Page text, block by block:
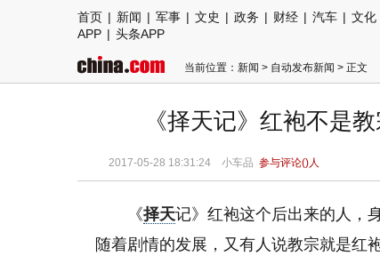
首页 | 新闻 | 军事 | 文史 | 政务 | 财经 | 汽车 | 文化
APP | 头条APP
当前位置： 新闻 > 自动发布新闻 > 正文
《择天记》红袍不是
2017-05-28 18:31:24 小车品 参与评论()人
《择天记》红袍这个后出来的人，
随着剧情的发展，又有人说教宗就是红